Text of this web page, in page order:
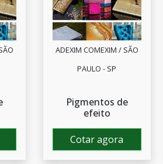
ADEXIM COMEXIM / SÃO
PAULO - SP
Pigmentos de
efeito
Cotar agora